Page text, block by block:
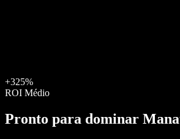
+325%
ROI Médio
Pronto para dominar